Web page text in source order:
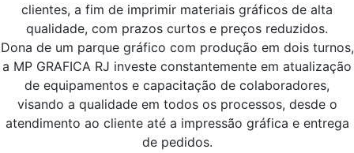
clientes, a fim de imprimir materiais gráficos de alta
qualidade, com prazos curtos e preços reduzidos.
Dona de um parque gráfico com produção em dois turnos,
a MP GRAFICA RJ investe constantemente em atualização
de equipamentos e capacitação de colaboradores,
visando a qualidade em todos os processos, desde o
atendimento ao cliente até a impressão gráfica e entrega
de pedidos.